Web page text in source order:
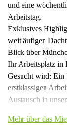
und eine
Arbeitstag.
Exklusives
weitläufigen
Blick über
Ihr Arbeitsplatz in
Gesucht wird: Ein
erstklassigen
Austausch in
Mehr über das